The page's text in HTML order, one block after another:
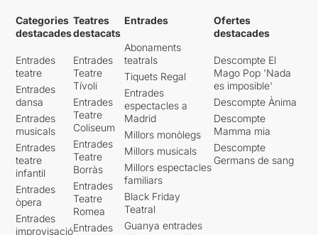
Categories
destacades
Entrades
teatre
Entrades
dansa
Entrades
musicals
Entrades
teatre
infantil
Entrades
òpera
Entrades
improvisació
Teatres
destacats
Entrades
Teatre
Tívoli
Entrades
Teatre
Coliseum
Entrades
Teatre
Borràs
Entrades
Teatre
Romea
Entrades
Entrades
Abonaments
teatrals
Tiquets Regal
Entrades
espectacles a
Madrid
Millors monòlegs
Millors musicals
Millors espectacles
familiars
Black Friday
Teatral
Guanya entrades
Ofertes
destacades
Descompte El
Mago Pop 'Nada
es imposible'
Descompte Ànima
Descompte
Mamma mia
Descompte
Germans de sang